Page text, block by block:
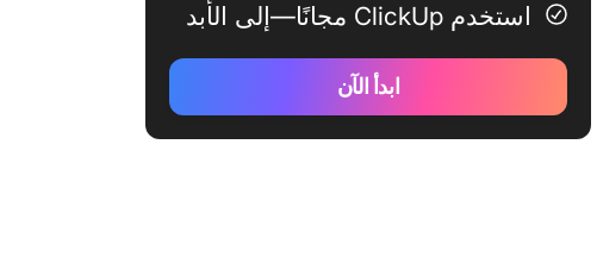
استخدم ClickUp مجانًا—إلى الأبد
ابدأ الآن